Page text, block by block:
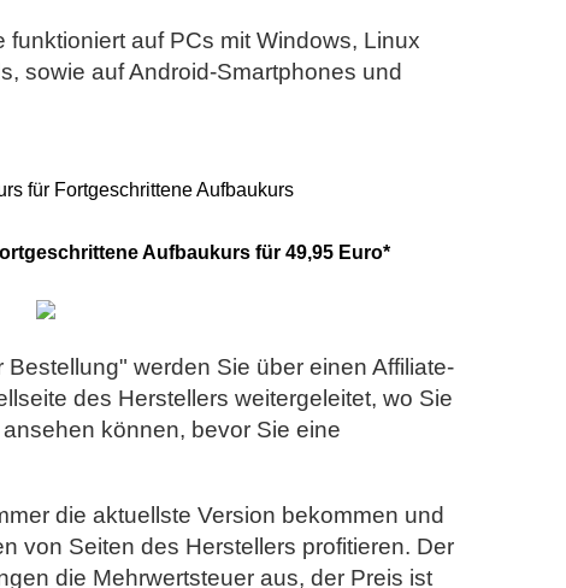
auf PCs mit Windows, Linux
sowie auf Android-Smartphones und
Aufbaukurs für 49,95 Euro*
werden Sie über einen Affiliate-
des Herstellers weitergeleitet, wo Sie
können, bevor Sie eine
die aktuellste Version bekommen und
von Seiten des Herstellers profitieren. Der
die Mehrwertsteuer aus, der Preis ist